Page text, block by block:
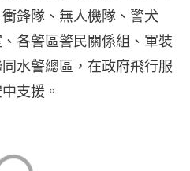
鋒隊、無人機隊、警犬
各警區警民關係組、軍裝
水警總區，在政府飛行服
支援。